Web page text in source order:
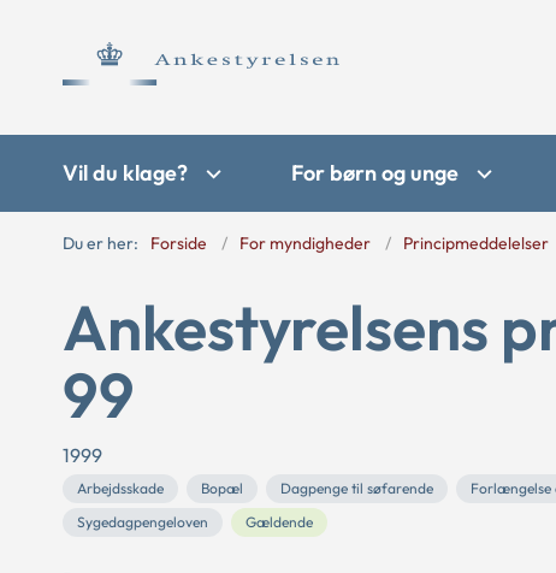
Vil du klage? For børn og unge
Du er her: Forside For myndigheder Principmeddelelser
Ankestyrelsens
99
1999
Arbejdsskade Bopæl Dagpenge til søfarende Forlængelse
Sygedagpengeloven
Gældende